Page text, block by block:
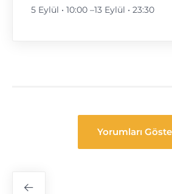
5 Eylül • 10:00 –13 Eylül • 23:30
Yorumları